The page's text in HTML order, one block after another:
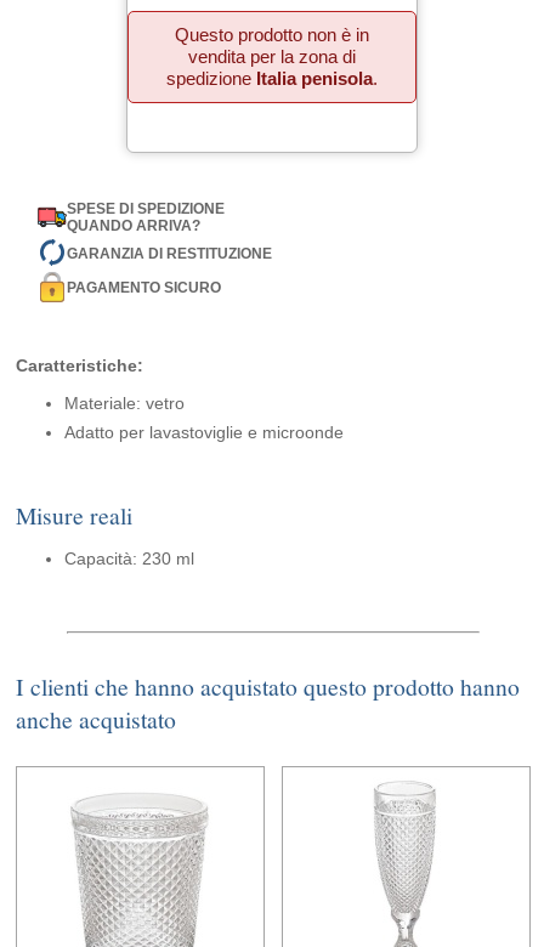
Questo prodotto non è in
vendita per la zona di
spedizione Italia penisola.
SPESE DI SPEDIZIONE
QUANDO ARRIVA?
GARANZIA DI RESTITUZIONE
PAGAMENTO SICURO
Caratteristiche:
Materiale: vetro
Adatto per lavastoviglie e microonde
Misure reali
Capacità: 230 ml
I clienti che hanno acquistato questo prodotto hanno
anche acquistato